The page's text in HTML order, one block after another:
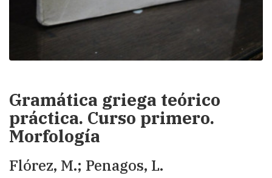
Gramática griega teórico
práctica. Curso primero.
Morfología
Flórez, M.; Penagos, L.